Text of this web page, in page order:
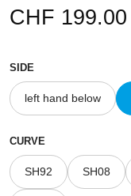
CHF 199.00
SIDE
left hand below
CURVE
SH92 SH08